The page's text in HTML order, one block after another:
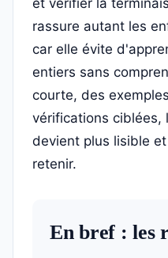
et vérifier la
rassure autant les
car elle évite
entiers sans
courte, des
vérifications ciblées,
devient plus lisible
retenir.
En bref : les